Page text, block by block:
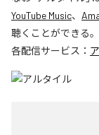
YouTube Music、
聴くことができる。
各配信サービス：